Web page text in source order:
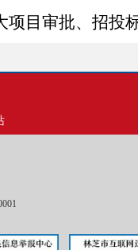
项目审批、招投
态，报告重大项
态、部门预决